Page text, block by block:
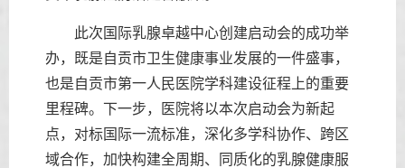
此次国际乳腺卓越中心创建启动会的成功举
办，既是自贡市卫生健康事业发展的一件盛事，
也是自贡市第一人民医院学科建设征程上的重要
里程碑。下一步，医院将以本次启动会为新起
点，对标国际一流标准，深化多学科协作、跨区
域合作，加快构建全周期、同质化的乳腺健康服